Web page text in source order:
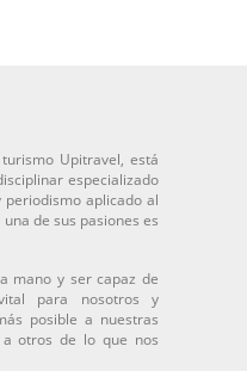
Upitravel, está
especializado
aplicado al
de sus pasiones es
mano y ser capaz de
para nosotros y
posible a nuestras
otros de lo que nos